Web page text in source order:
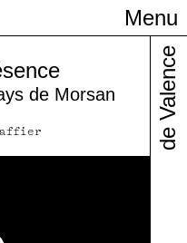
Menu
de Morsan de Valence